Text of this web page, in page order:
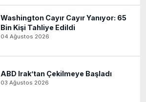
Washington Cayır Cayır Yanıyor: 65
Bin Kişi Tahliye Edildi
04 Ağustos 2026
ABD Irak’tan Çekilmeye Başladı
03 Ağustos 2026